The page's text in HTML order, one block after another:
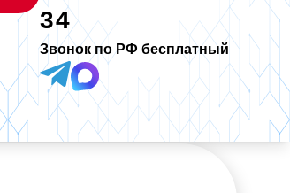
34
Звонок по РФ бесплатный